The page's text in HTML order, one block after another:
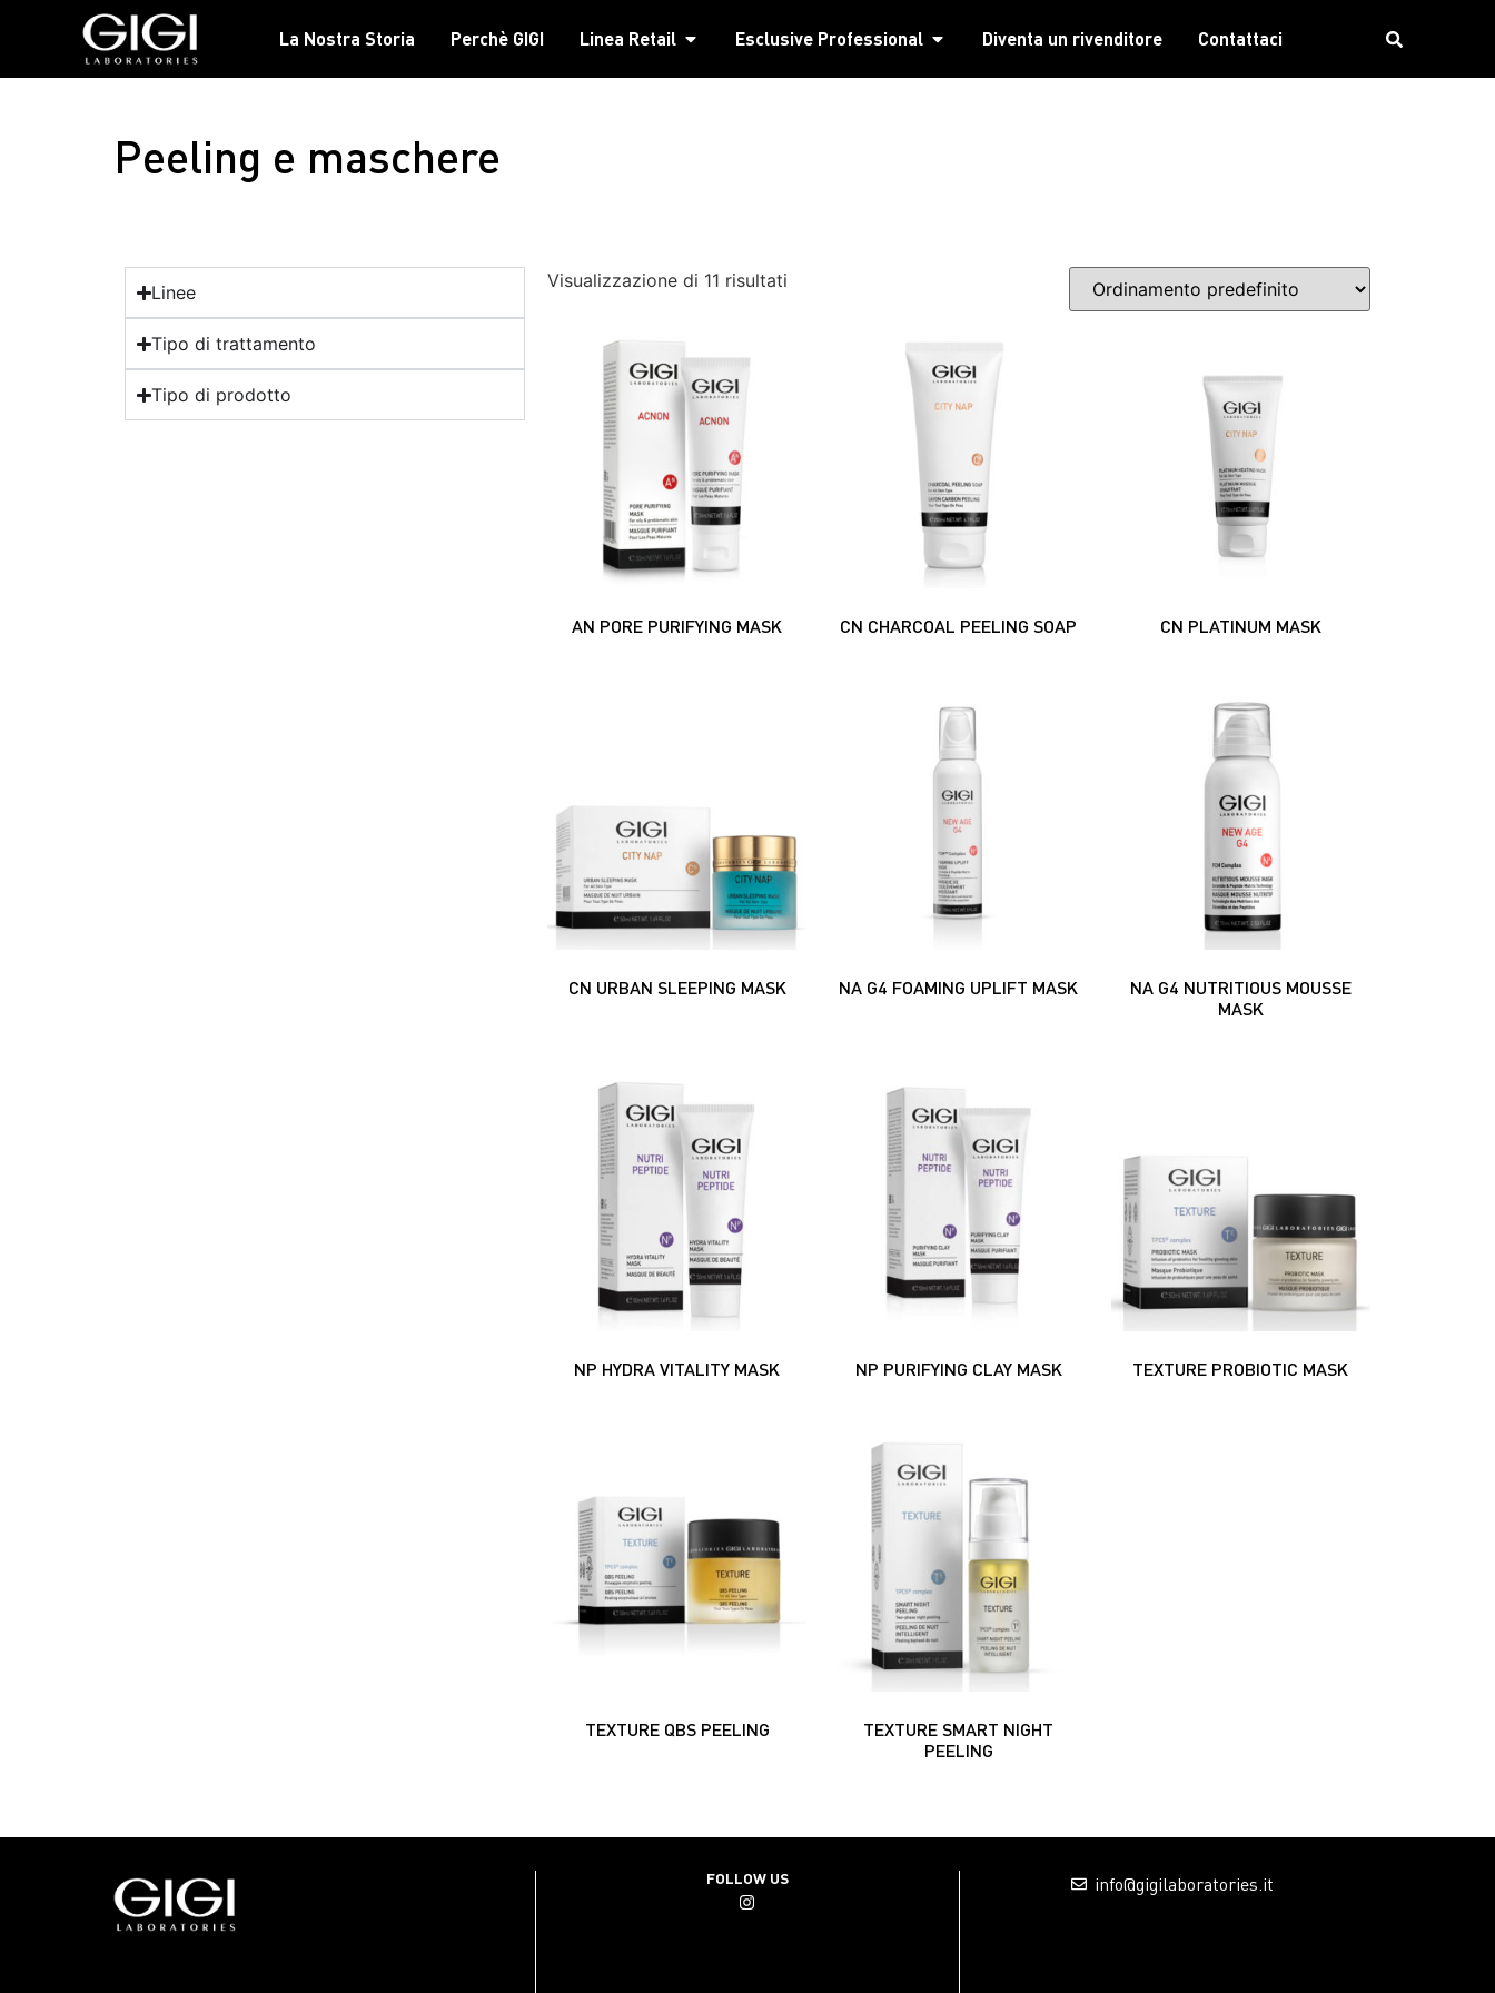
La Nostra Storia Perchè GIGI Linea Retail Esclusive Professional Diventa un rivenditore Contattaci
Peeling e maschere
Linee
Tipo di trattamento
Tipo di prodotto
Visualizzazione di 11 risultati
AN PORE PURIFYING MASK CN CHARCOAL PEELING SOAP CN PLATINUM MASK
CN URBAN SLEEPING MASK NA G4 FOAMING UPLIFT MASK
NA G4 NUTRITIOUS MOUSSE
MASK
NP HYDRA VITALITY MASK NP PURIFYING CLAY MASK TEXTURE PROBIOTIC MASK
TEXTURE QBS PEELING
TEXTURE SMART NIGHT
PEELING
FOLLOW US info@gigilaboratories.it